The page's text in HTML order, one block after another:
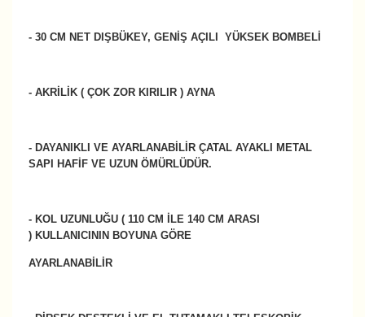
- 30 CM NET DIŞBÜKEY, GENİŞ AÇILI YÜKSEK BOMBELİ
- AKRİLİK ( ÇOK ZOR KIRILIR ) AYNA
- DAYANIKLI VE AYARLANABİLİR ÇATAL AYAKLI METAL
SAPI HAFİF VE UZUN ÖMÜRLÜDÜR.
- KOL UZUNLUĞU ( 110 CM İLE 140 CM ARASI
) KULLANICININ BOYUNA GÖRE
AYARLANABİLİR